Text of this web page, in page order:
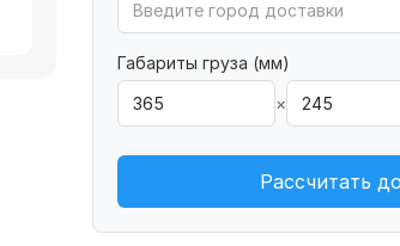
Габариты груза (мм)
×
Рассчитать